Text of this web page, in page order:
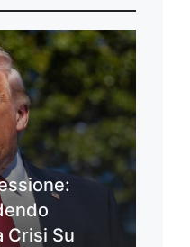
Crisi Su